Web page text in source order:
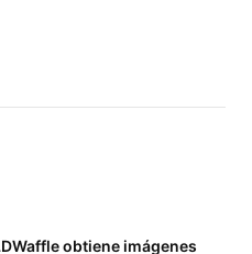
obtiene imágenes